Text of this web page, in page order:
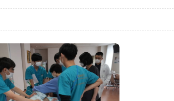
救急領域に関心のある医学生が参加してく
り、当院の研修医たちも大いに刺激を受け